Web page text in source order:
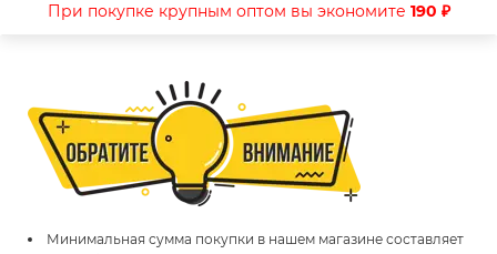
При покупке крупным оптом вы экономите 190 ₽
Минимальная сумма покупки в нашем магазине составляет